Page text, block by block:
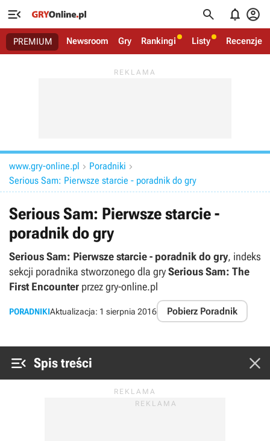
   
PREMIUM Newsroom Gry Rankingi Listy Recenzje
www.gry-online.pl  Poradniki 
Serious Sam: Pierwsze starcie - poradnik do gry
Serious Sam: Pierwsze starcie -
poradnik do gry
Serious Sam: Pierwsze starcie - poradnik do gry, indeks
sekcji poradnika stworzonego dla grySerious Sam: The
First Encounter przez gry-online.pl
PORADNIKIAktualizacja: 1 sierpnia 2016 Pobierz Poradnik
 Spis treści 